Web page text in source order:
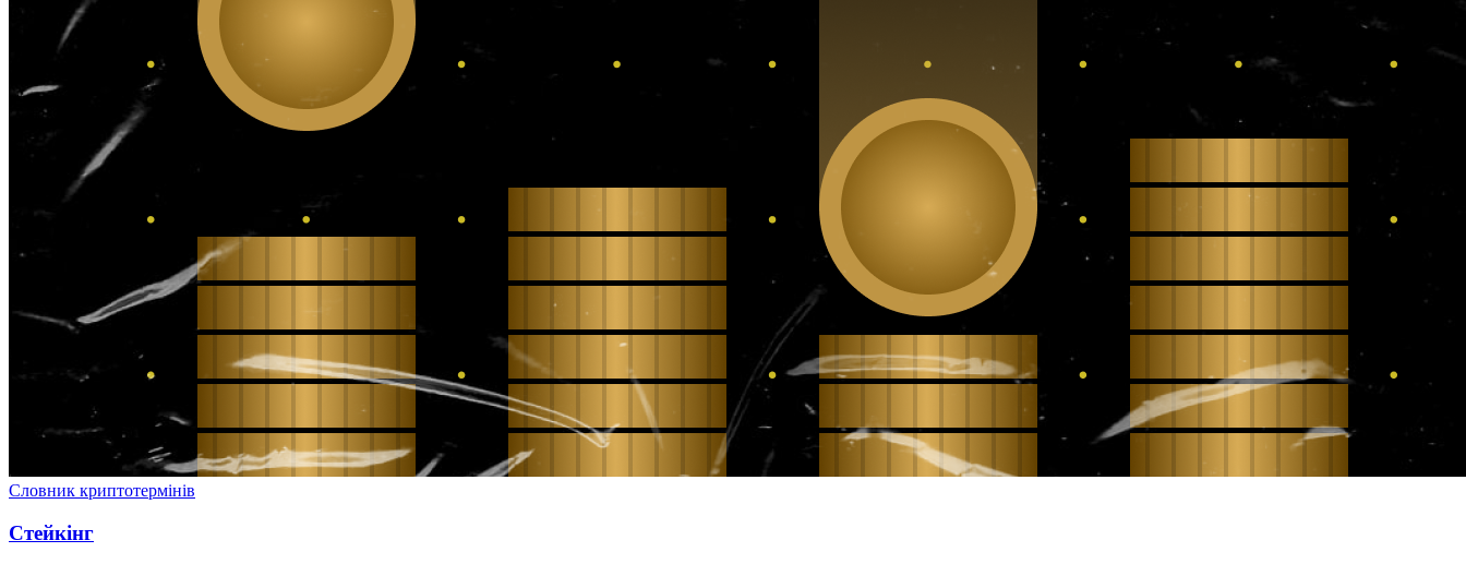
Словник криптотермінів
Стейкінг